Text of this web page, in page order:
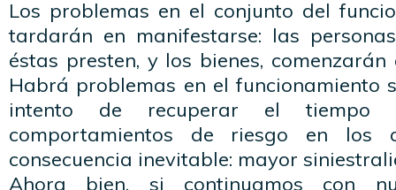
Los problemas en el conjunto del
tardarán en manifestarse: las
éstas presten, y los bienes,
Habrá problemas en el funcionamiento
intento de recuperar el tiempo
comportamientos de riesgo en los
consecuencia inevitable: mayor
Ahora bien, si continuamos con